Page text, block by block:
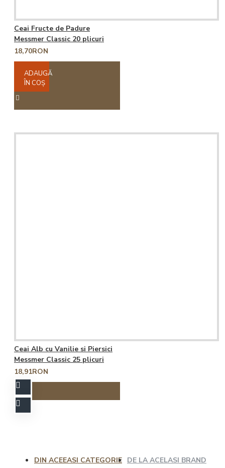
Ceai Fructe de Padure
Messmer Classic 20 plicuri
18,70RON
ADAUGĂ
ÎN COŞ
Ceai Alb cu Vanilie si Piersici
Messmer Classic 25 plicuri
18,91RON
DIN ACEEASI CATEGORIE DE LA ACELASI BRAND